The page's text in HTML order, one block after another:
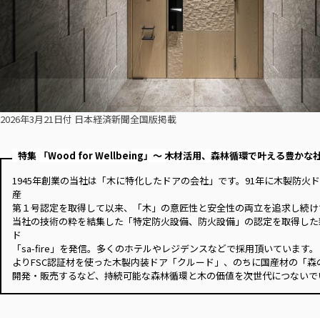
2026年3月21日付 日本経済新聞全国版掲載
特集 「Wood for Wellbeing」～ 木材活用、森林循環で叶える豊かな
1945年創業の当社は「木に特化したドアの会社」です。91年に木製防火
産
第１号認定を取得して以来、「木」の意匠性と安全性の両立を追求し続
当社の技術の粋を結集した「特定防火設備、防火設備」の認定を取得し
ド
「sa-fire」を発信。多くのホテルやレジデンスなどで採用頂いています
よりFSC認証材を使った木製内装ドア「クルード」、のちに国産材の「
開発・販売するなど、持続可能な森林循環と木の価値を次世代につない